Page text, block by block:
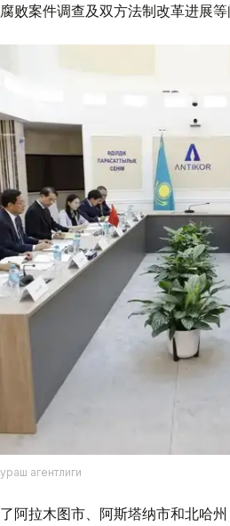
败案件调查及双方法制改革进展等
агентлиги
阿拉木图市、阿斯塔纳市和北哈